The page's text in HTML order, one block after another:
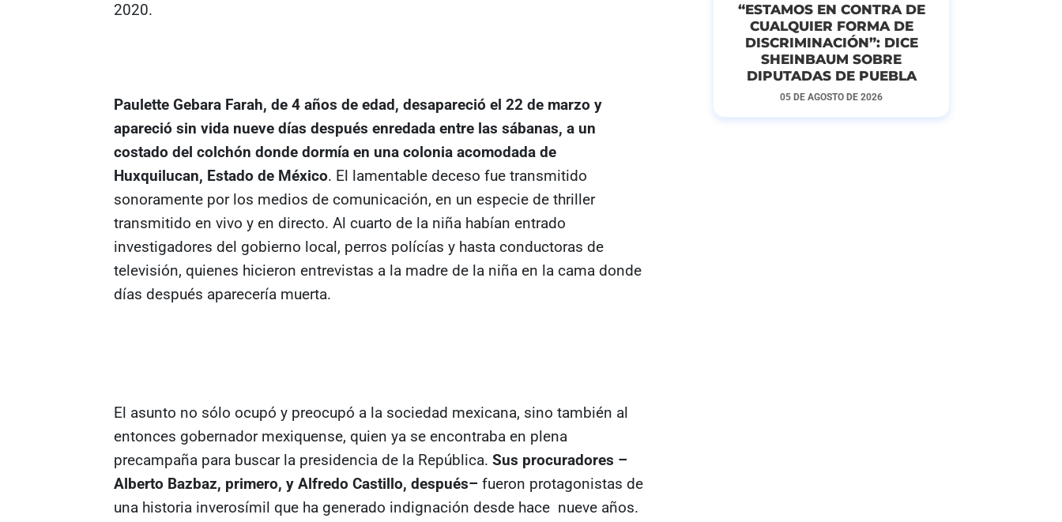
2020.
Paulette Gebara Farah, de 4 años de edad, desapareció el 22 de marzo y
apareció sin vida nueve días después enredada entre las sábanas, a un
costado del colchón donde dormía en una colonia acomodada de
Huxquilucan, Estado de México. El lamentable deceso fue transmitido
sonoramente por los medios de comunicación, en un especie de thriller
transmitido en vivo y en directo. Al cuarto de la niña habían entrado
investigadores del gobierno local, perros polícías y hasta conductoras de
televisión, quienes hicieron entrevistas a la madre de la niña en la cama donde
días después aparecería muerta.
El asunto no sólo ocupó y preocupó a la sociedad mexicana, sino también al
entonces gobernador mexiquense, quien ya se encontraba en plena
precampaña para buscar la presidencia de la República. Sus procuradores –
Alberto Bazbaz, primero, y Alfredo Castillo, después– fueron protagonistas de
una historia inverosímil que ha generado indignación desde hace nueve años.
“ESTAMOS EN CONTRA DE
CUALQUIER FORMA DE
DISCRIMINACIÓN”: DICE
SHEINBAUM SOBRE
DIPUTADAS DE PUEBLA
05 DE AGOSTO DE 2026